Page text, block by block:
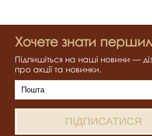
Хочете знати
Підпишіться на наші новини —
про акції та новинки.